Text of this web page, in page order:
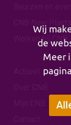
Beurzen en
CNB New Plants
Werken bij CNB
Wij
de
Meer